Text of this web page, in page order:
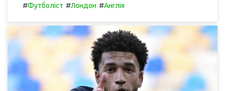
#Футболіст #Лондон #Англія